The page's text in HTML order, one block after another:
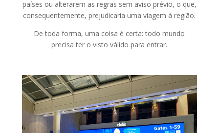
países ou alterarem as regras sem aviso prévio, o que,
consequentemente, prejudicaria uma viagem à região.
De toda forma, uma coisa é certa: todo mundo
precisa ter o visto válido para entrar.